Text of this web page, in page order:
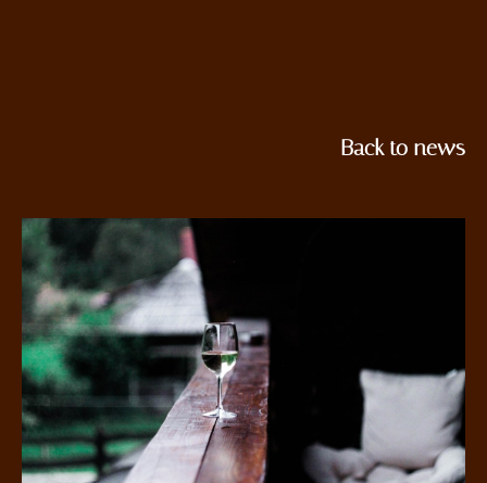
Back to news